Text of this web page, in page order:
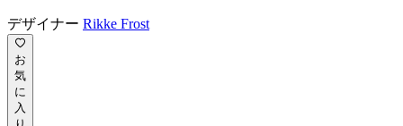
デザイナー Rikke Frost
お
気
に
入